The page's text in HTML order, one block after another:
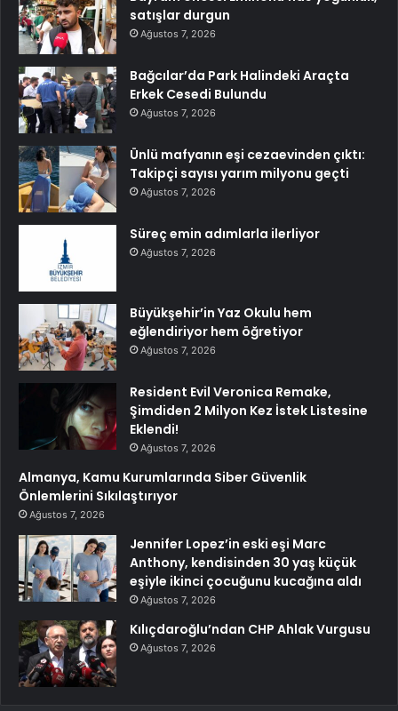
satışlar durgun
Ağustos 7, 2026
Bağcılar’da Park Halindeki Araçta
Erkek Cesedi Bulundu
Ağustos 7, 2026
Ünlü mafyanın eşi cezaevinden çıktı:
Takipçi sayısı yarım milyonu geçti
Ağustos 7, 2026
Süreç emin adımlarla ilerliyor
Ağustos 7, 2026
Büyükşehir’in Yaz Okulu hem
eğlendiriyor hem öğretiyor
Ağustos 7, 2026
Resident Evil Veronica Remake,
Şimdiden 2 Milyon Kez İstek Listesine
Eklendi!
Ağustos 7, 2026
Almanya, Kamu Kurumlarında Siber Güvenlik
Önlemlerini Sıkılaştırıyor
Ağustos 7, 2026
Jennifer Lopez’in eski eşi Marc
Anthony, kendisinden 30 yaş küçük
eşiyle ikinci çocuğunu kucağına aldı
Ağustos 7, 2026
Kılıçdaroğlu’ndan CHP Ahlak Vurgusu
Ağustos 7, 2026